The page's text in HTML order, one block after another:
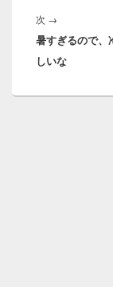
ン
次 →
の
投
暑すぎるので
しいな